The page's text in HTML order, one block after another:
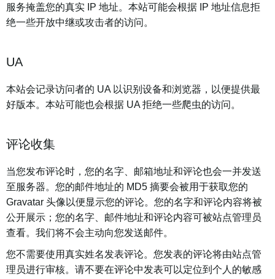
服务掩盖您的真实 IP 地址。本站可能会根据 IP 地址信息拒
绝一些开放中继或攻击者的访问。
UA
本站会记录访问者的 UA 以识别设备和浏览器，以便提供最
好版本。本站可能也会根据 UA 拒绝一些爬虫的访问。
评论收集
当您发布评论时，您的名字、邮箱地址和评论也会一并发送
至服务器。您的邮件地址的 MD5 摘要会被用于获取您的
Gravatar 头像以便显示您的评论。您的名字和评论内容将被
公开展示；您的名字、邮件地址和评论内容可被站点管理员
查看。我们将不会主动向您发送邮件。
您不需要使用真实姓名发表评论。您发表的评论将由站点管
理员进行审核。请不要在评论中发表可以定位到个人的敏感